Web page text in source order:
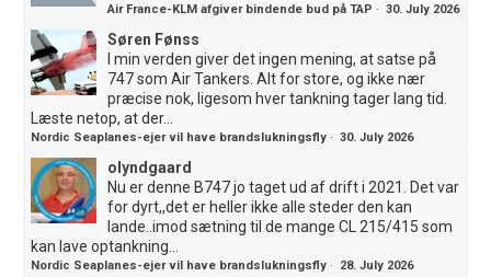
Air France-KLM afgiver bindende bud på TAP ·30. July 2026
Søren Fønss
I min verden giver det ingen mening, at satse på
747 som Air Tankers. Alt for store, og ikke nær
præcise nok, ligesom hver tankning tager lang tid.
Læste netop, at der...
Nordic Seaplanes-ejer vil have brandslukningsfly ·30. July 2026
olyndgaard
Nu er denne B747 jo taget ud af drift i 2021. Det var
for dyrt,,det er heller ikke alle steder den kan
lande..imod sætning til de mange CL 215/415 som
kan lave optankning...
Nordic Seaplanes-ejer vil have brandslukningsfly · 28. July 2026